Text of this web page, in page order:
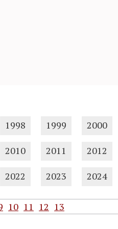
1998 1999 2000
2010 2011 2012
2022 2023 2024
10 11 12 13